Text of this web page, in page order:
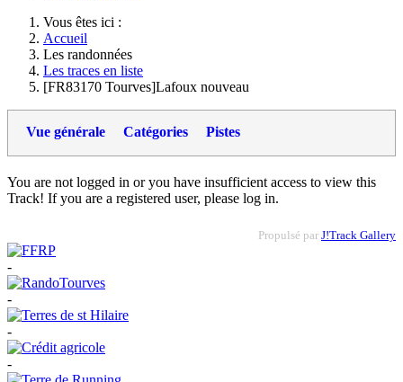
Vous êtes ici :
Accueil
Les randonnées
Les traces en liste
[FR83170 Tourves]Lafoux nouveau
Vue générale Catégories Pistes
You are not logged in or you have insufficient access to view this
Track! If you are a registered user, please log in.
Propulsé par J!Track Gallery
-
-
-
-